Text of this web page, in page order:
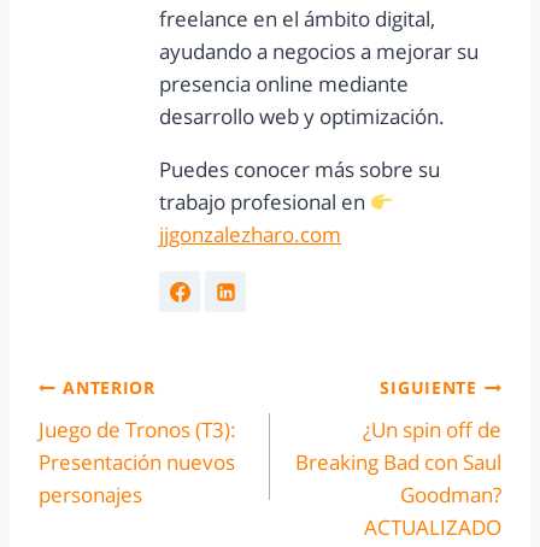
freelance en el ámbito digital,
ayudando a negocios a mejorar su
presencia online mediante
desarrollo web y optimización.
Puedes conocer más sobre su
trabajo profesional en
jjgonzalezharo.com
ANTERIOR
Juego de Tronos (T3):
Presentación nuevos
personajes
SIGUIENTE
¿Un spin off de
Breaking Bad con Saul
Goodman?
ACTUALIZADO